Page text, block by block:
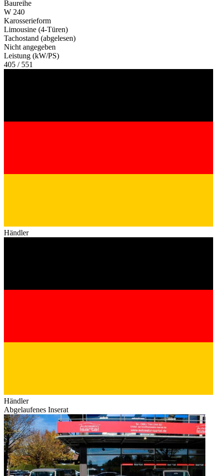
Baureihe
W 240
Karosserieform
Limousine (4-Türen)
Tachostand (abgelesen)
Nicht angegeben
Leistung (kW/PS)
405 / 551
Händler
Händler
Abgelaufenes Inserat